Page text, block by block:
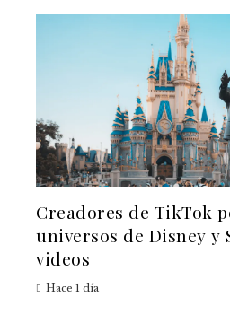
Creadores de TikTok
universos de Disney y
videos
Hace 1 día